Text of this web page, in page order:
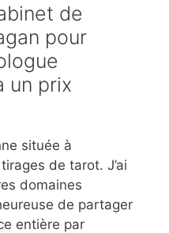
de
pour
un prix
située à
de tarot. J’ai
domaines
de partager
entière par